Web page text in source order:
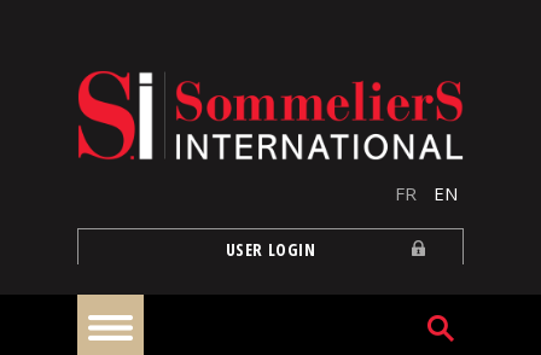
FR EN
USER LOGIN